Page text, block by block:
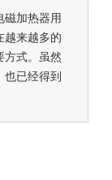
磁加热器用
越来越多的
方式。虽然
已经得到